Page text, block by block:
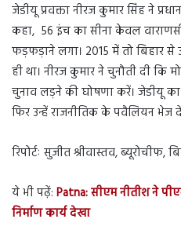
जेडीयू प्रवक्ता नीरज कुमार सिंह ने
कहा, 56 इंच का सीना केवल
फड़फड़ाने लगा। 2015 में तो बिहार से
ही था। नीरज कुमार ने चुनौती दी कि
चुनाव लड़ने की घोषणा करें। जेडीयू का
फिर उन्हें राजनीतिक के पवैलियन भेज
रिपोर्टः सुजीत श्रीवास्तव, ब्यूरोचीफ,
ये भी पढ़ें: Patna: सीएम नीतीश ने
निर्माण कार्य देखा